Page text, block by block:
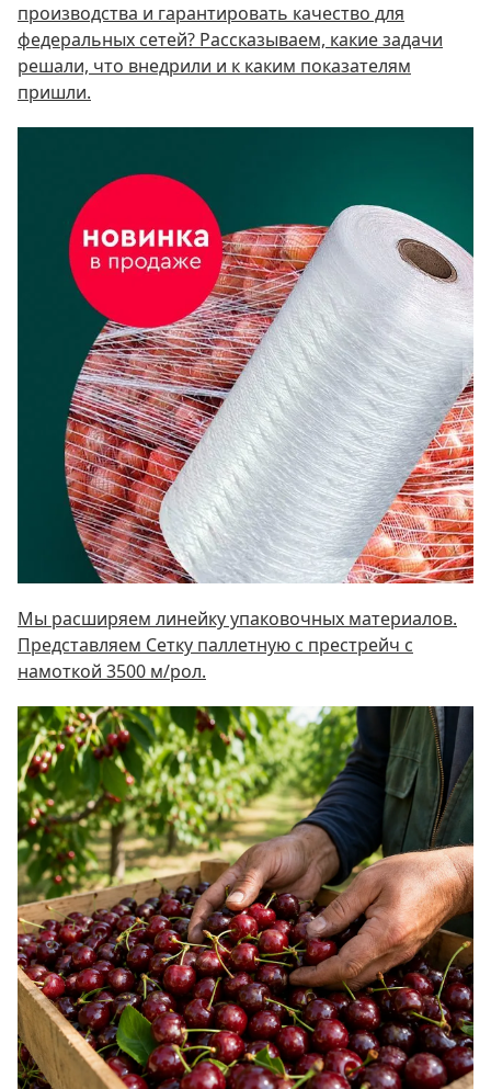
производства и гарантировать качество для
федеральных сетей? Рассказываем, какие задачи
решали, что внедрили и к каким показателям
пришли.
Мы расширяем линейку упаковочных материалов.
Представляем Сетку паллетную c престрейч с
намоткой 3500 м/рол.